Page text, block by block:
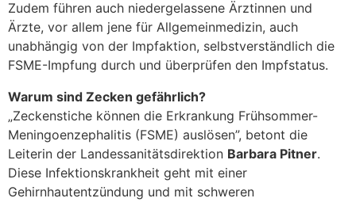
Zudem führen auch niedergelassene Ärztinnen und
Ärzte, vor allem jene für Allgemeinmedizin, auch
unabhängig von der Impfaktion, selbstverständlich die
FSME-Impfung durch und überprüfen den Impfstatus.
Warum sind Zecken gefährlich?
„Zeckenstiche können die Erkrankung Frühsommer-
Meningoenzephalitis (FSME) auslösen”, betont die
Leiterin der Landessanitätsdirektion Barbara Pitner.
Diese Infektionskrankheit geht mit einer
Gehirnhautentzündung und mit schweren